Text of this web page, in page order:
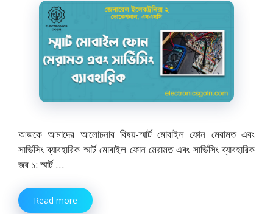
আজকে আমাদের আলোচনার বিষয়-স্মার্ট মোবাইল ফোন মেরামত এবং
সার্ভিসিং ব্যাবহারিক স্মার্ট মোবাইল ফোন মেরামত এবং সার্ভিসিং ব্যাবহারিক
জব ১: স্মার্ট …
Read more